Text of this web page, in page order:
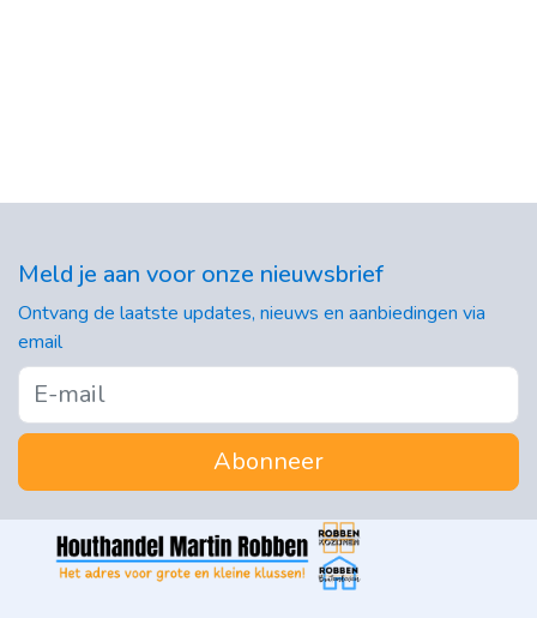
Meld je aan voor onze nieuwsbrief
Ontvang de laatste updates, nieuws en aanbiedingen via
email
Abonneer